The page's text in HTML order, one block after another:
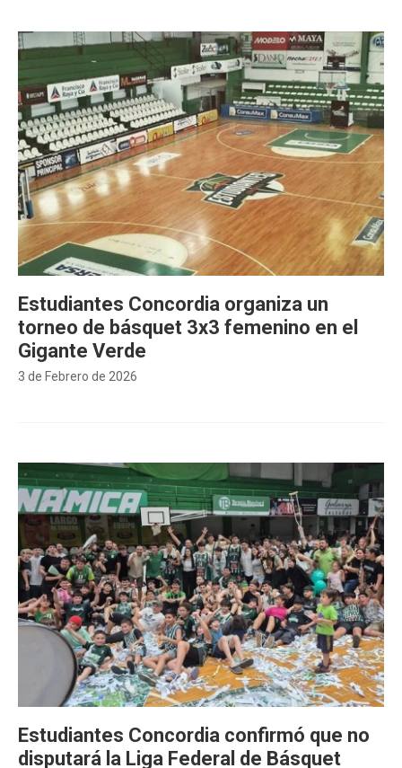
3 de Febrero de 2026
Estudiantes Concordia organiza un
torneo de básquet 3x3 femenino en el
Gigante Verde
Estudiantes Concordia confirmó que no
disputará la Liga Federal de Básquet